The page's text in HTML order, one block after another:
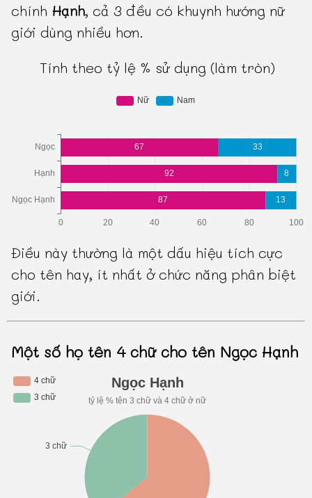
chính Hạnh, cả 3 đều có khuynh hướng nữ
giới dùng nhiều hơn.
Tính theo tỷ lệ % sử dụng (làm tròn)
Điều này thường là một dấu hiệu tích cực
cho tên hay, ít nhất ở chức năng phân biệt
giới.
Một số họ tên 4 chữ cho tên Ngọc Hạnh